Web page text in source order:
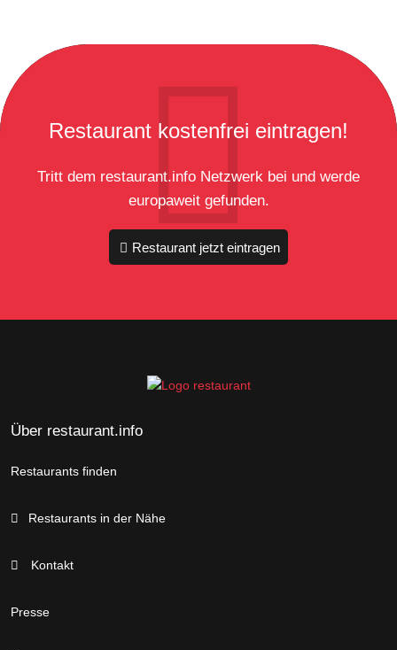
Restaurant kostenfrei eintragen!
Tritt dem restaurant.info Netzwerk bei und werde
europaweit gefunden.
Restaurant jetzt eintragen
Über restaurant.info
Restaurants finden
Restaurants in der Nähe
Kontakt
Presse